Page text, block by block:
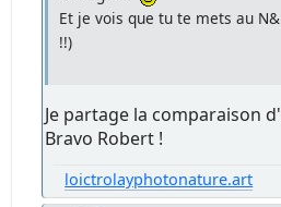
Et je vois que tu te mets au
!!)
Je partage la comparaison
Bravo Robert !
loictrolayphotonature.art